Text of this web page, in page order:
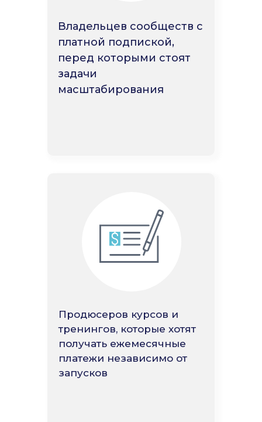
Продюсеров курсов и
тренингов, которые хотят
получать ежемесячные
платежи независимо от
запусков
Владельцев сообществ с
платной подпиской,
перед которыми стоят
задачи
масштабирования